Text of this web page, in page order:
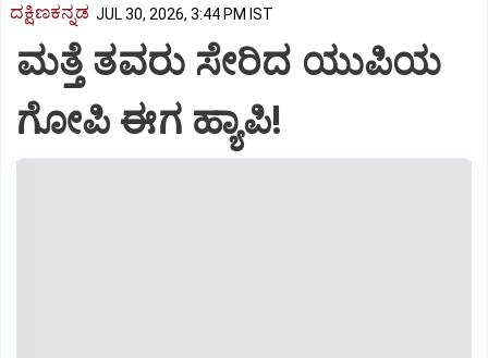
ದಕ್ಷಿಣಕನ್ನಡ JUL 30, 2026, 3:44 PM IST
ಮತ್ತೆ ತವರು ಸೇರಿದ ಯುಪಿಯ
ಗೋಪಿ ಈಗ ಹ್ಯಾಪಿ!